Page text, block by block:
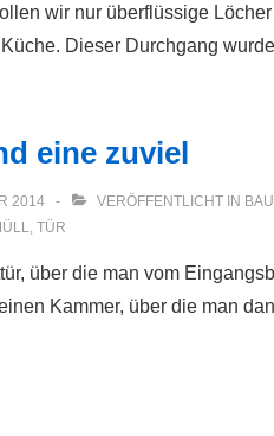
wir nur überflüssige
Dieser Durchgang
eine zuviel
2014 VERÖFFENTLICHT IN
, TÜR
über die man vom
Kammer, über die man